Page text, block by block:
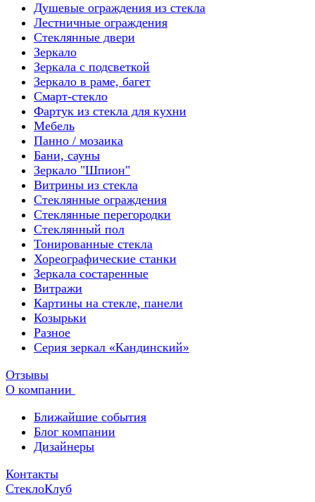
Душевые ограждения из стекла
Лестничные ограждения
Стеклянные двери
Зеркало
Зеркала с подсветкой
Зеркало в раме, багет
Смарт-стекло
Фартук из стекла для кухни
Мебель
Панно / мозаика
Бани, сауны
Зеркало "Шпион"
Витрины из стекла
Стеклянные ограждения
Стеклянные перегородки
Стеклянный пол
Тонированные стекла
Хореографические станки
Зеркала состаренные
Витражи
Картины на стекле, панели
Козырьки
Разное
Серия зеркал «Кандинский»
Отзывы
О компании
Ближайшие события
Блог компании
Дизайнеры
Контакты
СтеклоКлуб